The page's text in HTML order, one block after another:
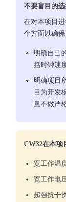
不要盲目的选
在对本项目
个方面以确保
明确自己
括时钟速
明确项目
目为开发
量不做严
CW32在本项
宽工作温
宽工作电
超强抗干